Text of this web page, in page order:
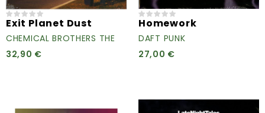
Exit Planet Dust
CHEMICAL BROTHERS THE
32,90 €
Homework
DAFT PUNK
27,00 €